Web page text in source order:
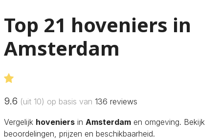
Top 21 hoveniers in
Amsterdam
9.6 (uit 10) op basis van 136 reviews
Vergelijk hoveniers in Amsterdam en omgeving. Bekijk
beoordelingen, prijzen en beschikbaarheid.